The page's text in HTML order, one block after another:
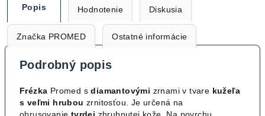
Popis Hodnotenie Diskusia
Značka PROMED Ostatné informácie
Podrobný popis
Frézka Promed sdiamantovými zrnami v tvare kužeľa
s veľmi hrubouzrnitosťou. Je určená na